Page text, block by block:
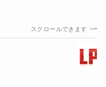
スクロールできます